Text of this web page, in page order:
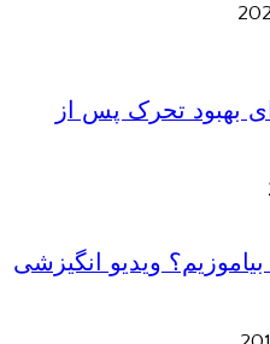
بهبود تحرک پس از
ویدیو انگیزشی